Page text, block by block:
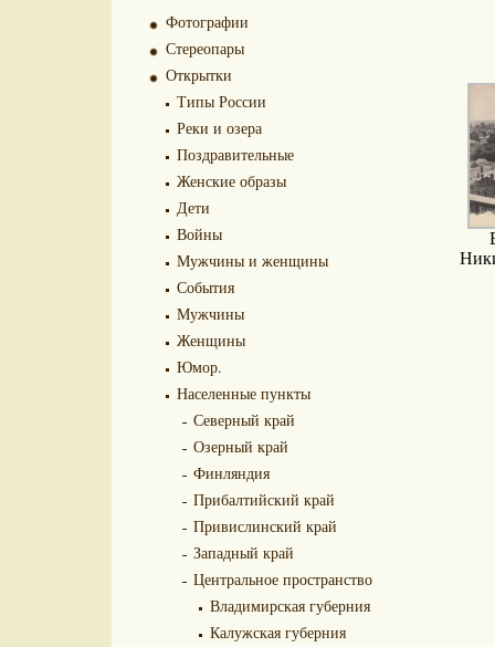
Фотографии
Стереопары
Открытки
Типы России
Реки и озера
Поздравительные
Женские образы
Дети
Войны
Мужчины и женщины
События
Мужчины
Женщины
Юмор.
Населенные пункты
Северный край
Озерный край
Финляндия
Прибалтийский край
Привислинский край
Западный край
Центральное пространство
Владимирская губерния
Калужская губерния